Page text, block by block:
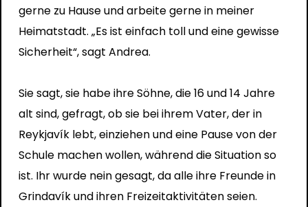
gerne zu Hause und arbeite gerne in meiner
Heimatstadt. „Es ist einfach toll und eine gewisse
Sicherheit“, sagt Andrea.
Sie sagt, sie habe ihre Söhne, die 16 und 14 Jahre
alt sind, gefragt, ob sie bei ihrem Vater, der in
Reykjavík lebt, einziehen und eine Pause von der
Schule machen wollen, während die Situation so
ist. Ihr wurde nein gesagt, da alle ihre Freunde in
Grindavík und ihren Freizeitaktivitäten seien.